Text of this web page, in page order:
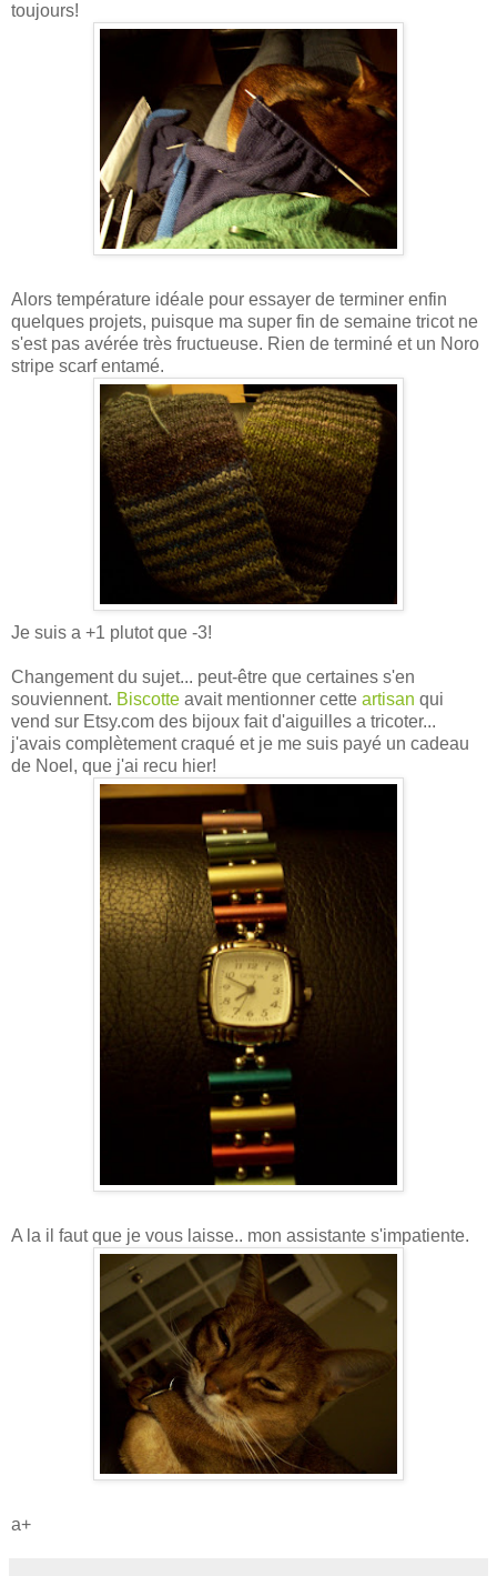
toujours!
Alors température idéale pour essayer de terminer enfin
quelques projets, puisque ma super fin de semaine tricot ne
s'est pas avérée très fructueuse. Rien de terminé et un Noro
stripe scarf entamé.
Je suis a +1 plutot que -3!
Changement du sujet... peut-être que certaines s'en
souviennent. Biscotte avait mentionner cette artisan qui
vend sur Etsy.com des bijoux fait d'aiguilles a tricoter...
j'avais complètement craqué et je me suis payé un cadeau
de Noel, que j'ai recu hier!
A la il faut que je vous laisse.. mon assistante s'impatiente.
a+